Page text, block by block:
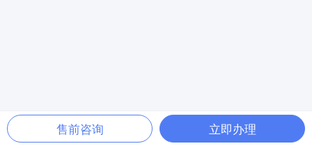
售前咨询 立即办理